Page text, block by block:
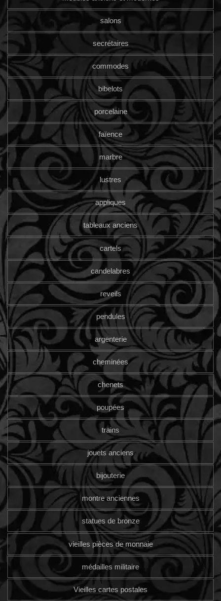
salons
secrétaires
commodes
bibelots
porcelaine
faïence
marbre
lustres
appliques
tableaux anciens
cartels
candelabres
reveils
pendules
argenterie
cheminées
chenets
poupées
trains
jouets anciens
bijouterie
montre anciennes
statues de bronze
vieilles pièces de monnaie
médailles militaire
Vieilles cartes postales